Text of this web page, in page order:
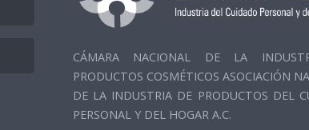
CÁMARA NACIONAL DE LA
PRODUCTOS COSMÉTICOS ASOCIACIÓN
DE LA INDUSTRIA DE PRODUCTOS DEL
PERSONAL Y DEL HOGAR A.C.